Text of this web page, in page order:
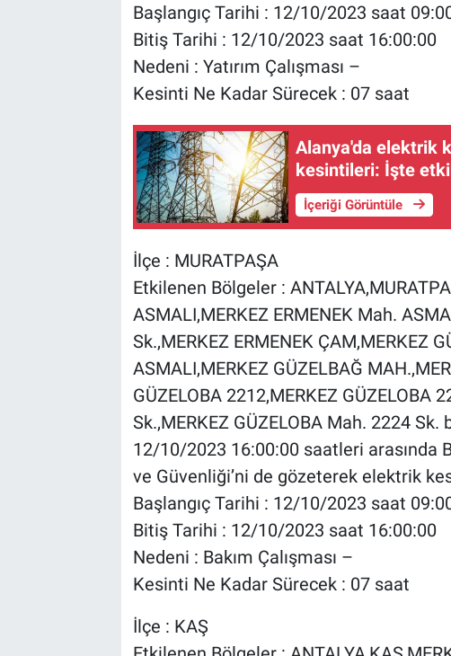
Başlangıç Tarihi : 12/10/2023 saat
Bitiş Tarihi : 12/10/2023 saat 16:00:00
Nedeni : Yatırım Çalışması –
Kesinti Ne Kadar Sürecek : 07 saat
Alanya'da elektrik
kesintileri: İşte
İçeriği Görüntüle
İlçe : MURATPAŞA
Etkilenen Bölgeler :
ASMALI,MERKEZ ERMENEK Mah.
Sk.,MERKEZ ERMENEK ÇAM,MERKEZ
ASMALI,MERKEZ GÜZELBAĞ
GÜZELOBA 2212,MERKEZ GÜZELOBA
Sk.,MERKEZ GÜZELOBA Mah. 2224
12/10/2023 16:00:00 saatleri arasında
ve Güvenliği’ni de gözeterek elektrik
Başlangıç Tarihi : 12/10/2023 saat
Bitiş Tarihi : 12/10/2023 saat 16:00:00
Nedeni : Bakım Çalışması –
Kesinti Ne Kadar Sürecek : 07 saat
İlçe : KAŞ